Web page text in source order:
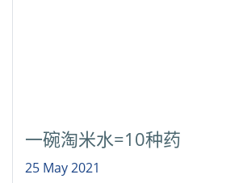
一碗淘米水=10种药
25 May 2021